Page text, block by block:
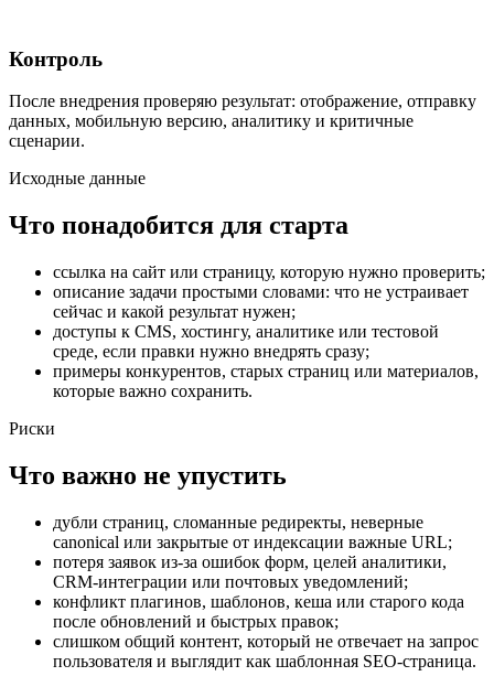
Контроль
После внедрения проверяю результат: отображение, отправку
данных, мобильную версию, аналитику и критичные
сценарии.
Исходные данные
Что понадобится для старта
ссылка на сайт или страницу, которую нужно проверить;
описание задачи простыми словами: что не устраивает
сейчас и какой результат нужен;
доступы к CMS, хостингу, аналитике или тестовой
среде, если правки нужно внедрять сразу;
примеры конкурентов, старых страниц или материалов,
которые важно сохранить.
Риски
Что важно не упустить
дубли страниц, сломанные редиректы, неверные
canonical или закрытые от индексации важные URL;
потеря заявок из-за ошибок форм, целей аналитики,
CRM-интеграции или почтовых уведомлений;
конфликт плагинов, шаблонов, кеша или старого кода
после обновлений и быстрых правок;
слишком общий контент, который не отвечает на запрос
пользователя и выглядит как шаблонная SEO-страница.